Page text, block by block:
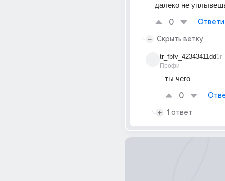
далеко не
0
Скрыть ветку
tr_fbfv_42343411dd
Профи
1г
ты чего
0
1 ответ